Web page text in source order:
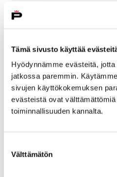
Tämä sivusto käyttää
Hyödynnämme evästeitä,
jatkossa paremmin.
sivujen käyttökokemuksen
evästeistä ovat
toiminnallisuuden kannalta.
valinta
Välttämätön
Pori Sinfoniettan
28.05.2026
Kausi alkaa tangon
elokuvakonsertissa
kuullaan orkesterin